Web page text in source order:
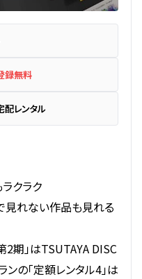
録無料
配レンタル
クラク
見れない作品も見れる
2期」はTSUTAYA DISC
ンの「定額レンタル4」は